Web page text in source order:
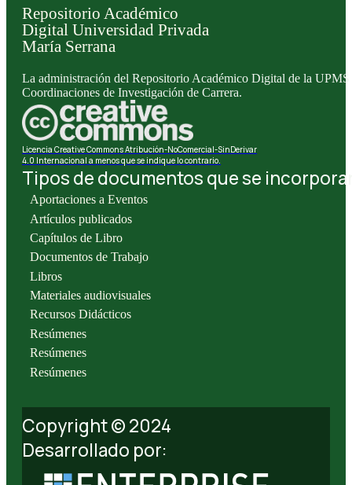
Repositorio Académico
Digital Universidad Privada
María Serrana
La administración del Repositorio Académico Digital de la
Coordinaciones de Investigación de Carrera.
Licencia Creative Commons Atribución-NoComercial-SinDerivar
4.0 Internacional a menos que se indique lo contrario.
Tipos de documentos que se
Aportaciones a Eventos
Artículos publicados
Capítulos de Libro
Documentos de Trabajo
Libros
Materiales audiovisuales
Recursos Didácticos
Resúmenes
Resúmenes
Resúmenes
Copyright © 2024
Desarrollado por: